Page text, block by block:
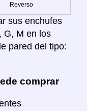
Reverso
sus enchufes
G, M en los
pared del tipo:
comprar